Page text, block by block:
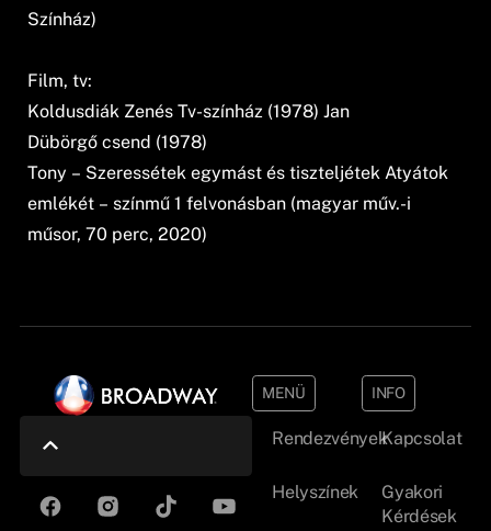
Színház)
Film, tv:
Koldusdiák Zenés Tv-színház (1978) Jan
Dübörgő csend (1978)
Tony – Szeressétek egymást és tiszteljétek Atyátok
emlékét – színmű 1 felvonásban (magyar műv.-i
műsor, 70 perc, 2020)
MENÜ
Rendezvények
Helyszínek
INFO
Kapcsolat
Gyakori
Kérdések